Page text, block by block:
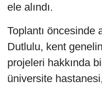
ele alındı.
Toplantı öncesinde
Dutlulu, kent
projeleri hakkında
üniversite